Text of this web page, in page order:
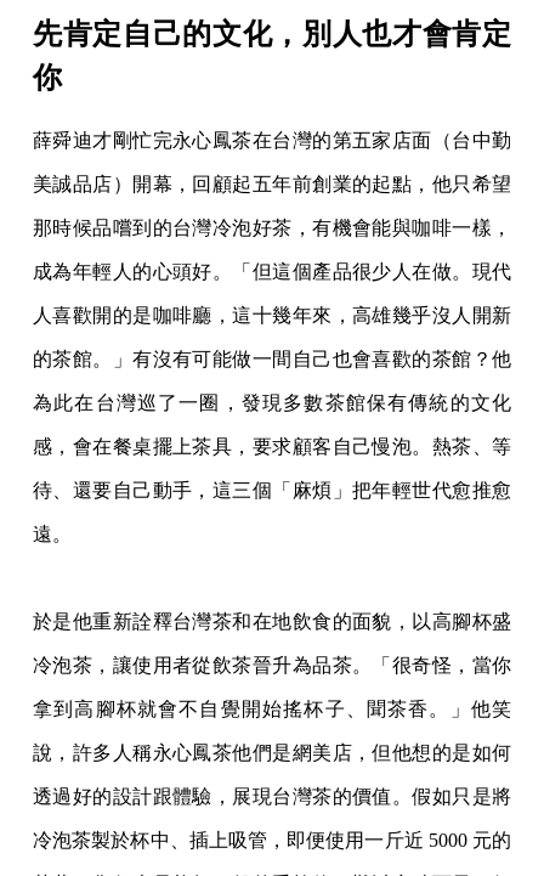
先肯定自己的文化，別人也才會肯定
你
薛舜迪才剛忙完永心鳳茶在台灣的第五家店面（台中勤
美誠品店）開幕，回顧起五年前創業的起點，他只希望
那時候品嚐到的台灣冷泡好茶，有機會能與咖啡一樣，
成為年輕人的心頭好。「但這個產品很少人在做。現代
人喜歡開的是咖啡廳，這十幾年來，高雄幾乎沒人開新
的茶館。」有沒有可能做一間自己也會喜歡的茶館？他
為此在台灣巡了一圈，發現多數茶館保有傳統的文化
感，會在餐桌擺上茶具，要求顧客自己慢泡。熱茶、等
待、還要自己動手，這三個「麻煩」把年輕世代愈推愈
遠。
於是他重新詮釋台灣茶和在地飲食的面貌，以高腳杯盛
冷泡茶，讓使用者從飲茶晉升為品茶。「很奇怪，當你
拿到高腳杯就會不自覺開始搖杯子、聞茶香。」他笑
說，許多人稱永心鳳茶他們是網美店，但他想的是如何
透過好的設計跟體驗，展現台灣茶的價值。假如只是將
冷泡茶製於杯中、插上吸管，即便使用一斤近 5000 元的